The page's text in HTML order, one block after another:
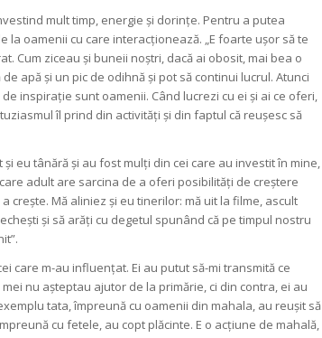
mult timp, energie și dorințe. Pentru a putea
la oamenii cu care interacționează. „E foarte ușor să te
Cum ziceau și buneii noștri, dacă ai obosit, mai bea o
apă și un pic de odihnă și pot să continui lucrul. Atunci
inspirație sunt oamenii. Când lucrezi cu ei și ai ce oferi,
îl prind din activități și din faptul că reușesc să
eu tânără și au fost mulți din cei care au investit în mine,
adult are sarcina de a oferi posibilități de creștere
crește. Mă aliniez și eu tinerilor: mă uit la filme, ascult
și să arăți cu degetul spunând că pe timpul nostru
care m-au influențat. Ei au putut să-mi transmită ce
nu așteptau ajutor de la primărie, ci din contra, ei au
tata, împreună cu oamenii din mahala, au reușit să
cu fetele, au copt plăcinte. E o acțiune de mahală,